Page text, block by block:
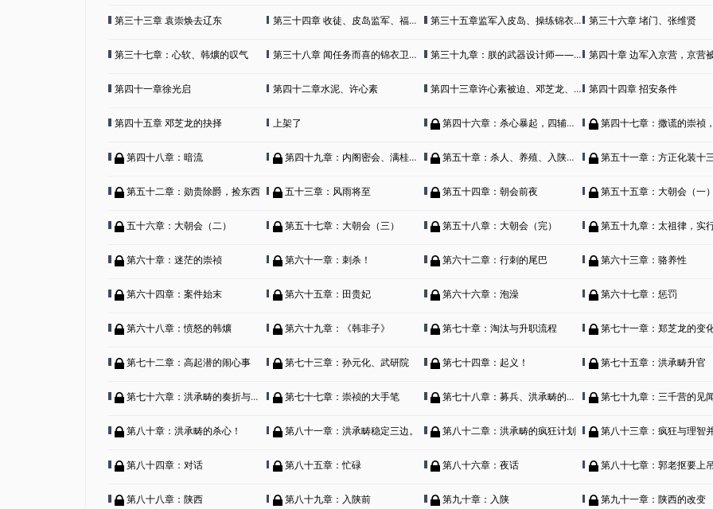
第三十三章 袁崇焕去辽东 第三十四章 收徒、皮岛监军、福王世子 第三十五章监军入皮岛、操练锦衣卫。 第三十六章 堵门、张维贤
第三十七章：心软、韩爌的叹气 第三十八章 闻任务而喜的锦衣卫与招兵、练兵。 第三十九章：朕的武器设计师——徐光启终于出现了。 第四十章 边军入京营，京营
第四十一章徐光启 第四十二章水泥、许心素 第四十三章许心素被迫、邓芝龙、邓芝凤。 第四十四章 招安条件
第四十五章 邓芝龙的抉择 上架了 第四十六章：杀心暴起，四辅补位 第四十七章：撒谎的崇祯，十八芝分道
第四十八章：暗流 第四十九章：内阁密会、满桂要人 第五十章：杀人、养殖、入陕、初见 第五十一章：方正化装十
第五十二章：勋贵除爵，捡东西 五十三章：风雨将至 第五十四章：朝会前夜 第五十五章：大朝会（一）
五十六章：大朝会（二） 第五十七章：大朝会（三） 第五十八章：大朝会（完） 第五十九章：太祖律，实行吧
第六十章：迷茫的崇祯 第六十一章：刺杀！ 第六十二章：行刺的尾巴 第六十三章：骆养性
第六十四章：案件始末 第六十五章：田贵妃 第六十六章：泡澡 第六十七章：惩罚
第六十八章：愤怒的韩爌 第六十九章：《韩非子》 第七十章：淘汰与升职流程 第七十一章：郑芝龙的变化
第七十二章：高起潜的闹心事 第七十三章：孙元化、武研院 第七十四章：起义！ 第七十五章：洪承畴升官
第七十六章：洪承畴的奏折与崇祯的决定 第七十七章：崇祯的大手笔 第七十八章：募兵、洪承畴的抉择 第七十九章：三千营的见
第八十章：洪承畴的杀心！ 第八十一章：洪承畴稳定三边。 第八十二章：洪承畴的疯狂计划 第八十三章：疯狂与理智并存的洪
第八十四章：对话 第八十五章：忙碌 第八十六章：夜话 第八十七章：郭老抠要上
第八十八章：陕西 第八十九章：入陕前 第九十章：入陕 第九十一章：陕西的改变